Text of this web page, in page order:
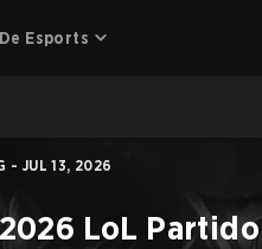
Esports
- JUL 13, 2026
LoL Partido